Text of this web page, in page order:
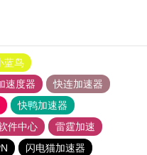
蓝鸟
速度器
快连加速器
快鸭加速器
件中心
雷霆加速
闪电猫加速器